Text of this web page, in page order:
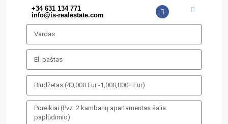
+34 631 134 771
info@is-realestate.com